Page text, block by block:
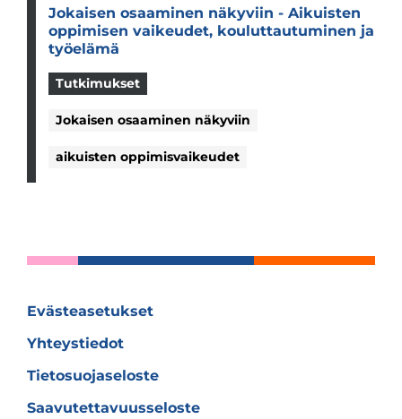
Jokai­sen osaa­mi­nen näky­viin - Aikuis­ten
oppi­mi­sen vai­keu­det, kou­lut­tau­tu­mi­nen ja
työ­elämä
Tutkimukset
Jokaisen osaaminen näkyviin
aikuisten oppimisvaikeudet
Evästeasetukset
Yhteystiedot
Tietosuojaseloste
Saavutettavuusseloste